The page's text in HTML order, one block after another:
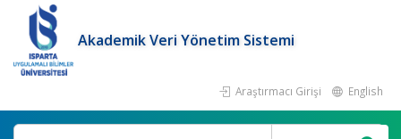
Akademik Veri Yönetim Sistemi
Araştırmacı Girişi English
Ara